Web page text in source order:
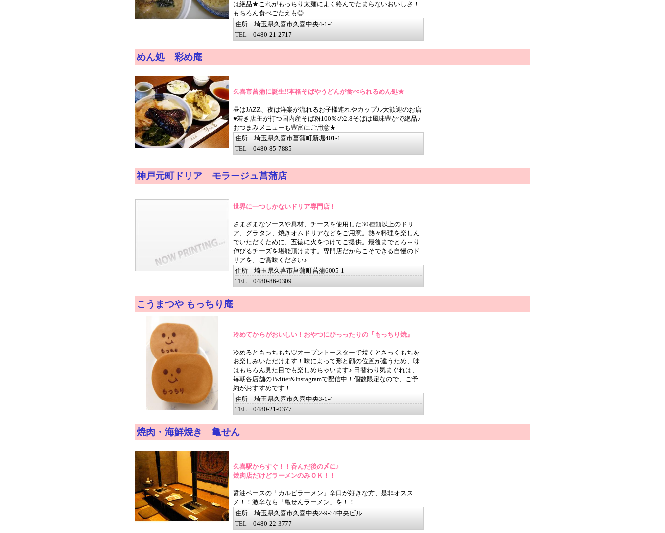
は絶品★これがもっちり太麺によく絡んでたまらないおいしさ！
もちろん食べごたえも◎
住所 埼玉県久喜市久喜中央4-1-4
TEL 0480-21-2717
めん処 彩め庵
久喜市菖蒲に誕生!!本格そばやうどんが食べられるめん処★
昼はJAZZ、夜は洋楽が流れるお子様連れやカップル大歓迎のお店
♥若き店主が打つ国内産そば粉100％の2:8そばは風味豊かで絶品♪
おつまみメニューも豊富にご用意★
住所 埼玉県久喜市菖蒲町新堀401-1
TEL 0480-85-7885
神戸元町ドリア モラージュ菖蒲店
世界に一つしかないドリア専門店！
さまざまなソースや具材、チーズを使用した30種類以上のドリ
ア、グラタン、焼きオムドリアなどをご用意。熱々料理を楽しん
でいただくために、五徳に火をつけてご提供。最後までとろ～り
伸びるチーズを堪能頂けます。専門店だからこそできる自慢のド
リアを、ご賞味ください♪
住所 埼玉県久喜市菖蒲町菖蒲6005-1
TEL 0480-86-0309
こうまつや もっちり庵
冷めてからがおいしい！おやつにぴっったりの『もっちり焼』
冷めるともっちもち♡オーブントースターで焼くとさっくもちを
お楽しみいただけます！味によって形と顔の位置が違うため、味
はもちろん見た目でも楽しめちゃいます♪ 日替わり気まぐれは、
毎朝各店舗のTwitter&Instagramで配信中！個数限定なので、ご予
約がおすすめです！
住所 埼玉県久喜市久喜中央3-1-4
TEL 0480-21-0377
焼肉・海鮮焼き 亀せん
久喜駅からすぐ！！呑んだ後の〆に♪
焼肉店だけどラーメンのみＯＫ！！
醤油ベースの「カルビラーメン」辛口が好きな方、是非オスス
メ！！激辛なら「亀せんラーメン」を！！
住所 埼玉県久喜市久喜中央2-9-34中央ビル
TEL 0480-22-3777